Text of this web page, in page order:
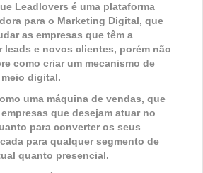
Leadlovers é uma plataforma
para o Marketing Digital, que
as empresas que têm a
leads e novos clientes, porém não
como criar um mecanismo de
digital.
uma máquina de vendas, que
que desejam atuar no
para converter os seus
para qualquer segmento de
quanto presencial.